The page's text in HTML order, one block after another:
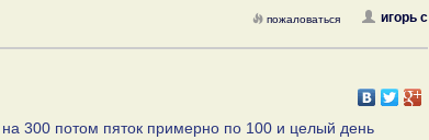
игорь с
пожаловаться
300 потом пяток примерно по 100 и целый день